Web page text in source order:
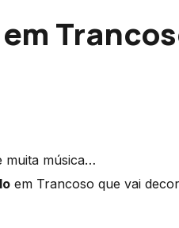
muita música…
em Trancoso que vai